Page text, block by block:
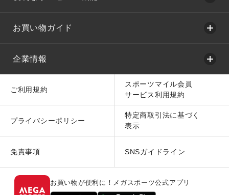
お買い物ガイド
企業情報
ご利用規約
スポーツマイル会員
サービス利用規約
プライバシーポリシー
特定商取引法に基づく
表示
免責事項 SNSガイドライン
お買い物が便利に！メガスポーツ公式アプリ